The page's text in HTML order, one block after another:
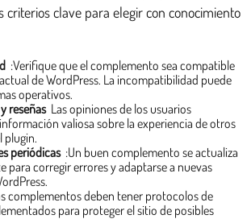
criterios clave para elegir con conocimiento
:Verifique que el complemento sea compatible
de WordPress. La incompatibilidad puede
operativos.
reseñas Las opiniones de los usuarios
valiosa sobre la experiencia de otros
plugin.
periódicas :Un buen complemento se actualiza
para corregir errores y adaptarse a nuevas
complementos deben tener protocolos de
para proteger el sitio de posibles